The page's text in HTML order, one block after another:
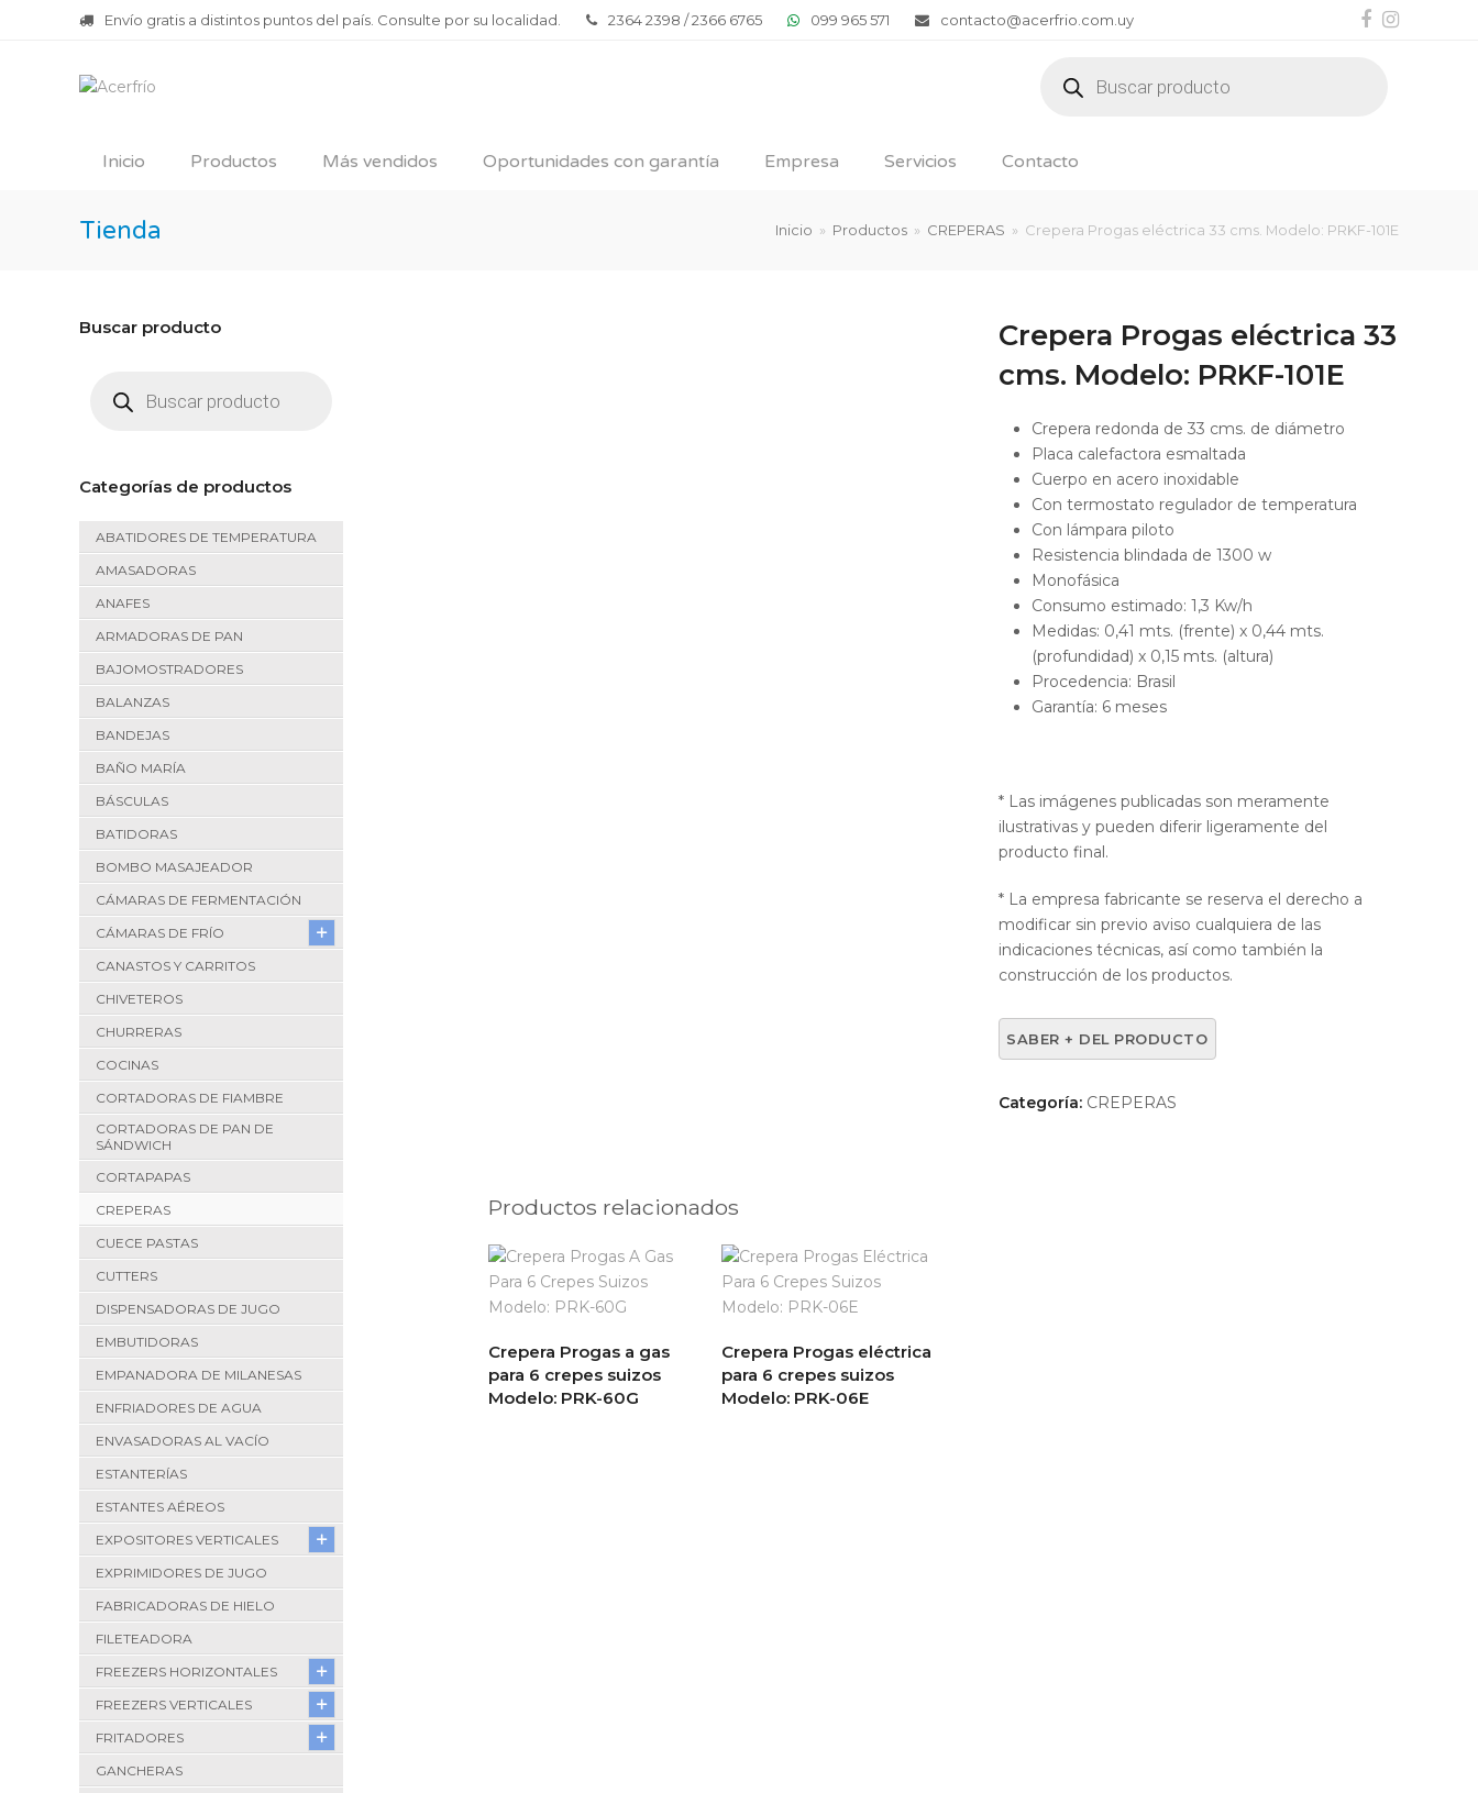
Envío gratis a distintos puntos del país. Consulte por su localidad. 2364 2398 / 2366 6765 099 965 571 contacto@acerfrio.com.uy Facebook
productos
Inicio Productos Más vendidos Oportunidades con garantía Empresa Servicios Contacto
Tienda Inicio » Productos » CREPERAS » Crepera Progas eléctrica 33 cms. Modelo: PRKF-101E
Crepera Progas eléctrica 33
cms. Modelo: PRKF-101E
Crepera redonda de 33 cms. de diámetro
Placa calefactora esmaltada
Cuerpo en acero inoxidable
Con termostato regulador de temperatura
Con lámpara piloto
Resistencia blindada de 1300 w
Monofásica
Consumo estimado: 1,3 Kw/h
Medidas: 0,41 mts. (frente) x 0,44 mts.
(profundidad) x 0,15 mts. (altura)
Procedencia: Brasil
Garantía: 6 meses
* Las imágenes publicadas son meramente
ilustrativas y pueden diferir ligeramente del
producto final.
* La empresa fabricante se reserva el derecho a
modificar sin previo aviso cualquiera de las
indicaciones técnicas, así como también la
construcción de los productos.
Categoría: CREPERAS
Productos relacionados
Crepera Progas a gas
para 6 crepes suizos
Modelo: PRK-60G
Crepera Progas eléctrica
para 6 crepes suizos
Modelo: PRK-06E
Buscar producto
productos
Categorías de productos
ABATIDORES DE TEMPERATURA
AMASADORAS
ANAFES
ARMADORAS DE PAN
BAJOMOSTRADORES
BALANZAS
BANDEJAS
BAÑO MARÍA
BÁSCULAS
BATIDORAS
BOMBO MASAJEADOR
CÁMARAS DE FERMENTACIÓN
CÁMARAS DE FRÍO
CANASTOS Y CARRITOS
CHIVETEROS
CHURRERAS
COCINAS
CORTADORAS DE FIAMBRE
CORTADORAS DE PAN DE
SÁNDWICH
CORTAPAPAS
CREPERAS
CUECE PASTAS
CUTTERS
DISPENSADORAS DE JUGO
EMBUTIDORAS
EMPANADORA DE MILANESAS
ENFRIADORES DE AGUA
ENVASADORAS AL VACÍO
ESTANTERÍAS
ESTANTES AÉREOS
EXPOSITORES VERTICALES
EXPRIMIDORES DE JUGO
FABRICADORAS DE HIELO
FILETEADORA
FREEZERS HORIZONTALES
FREEZERS VERTICALES
FRITADORES
GANCHERAS